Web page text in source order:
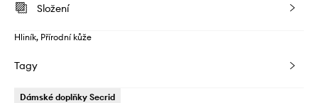
Složení
Hliník, Přírodní kůže
Tagy
Dámské doplňky Secrid